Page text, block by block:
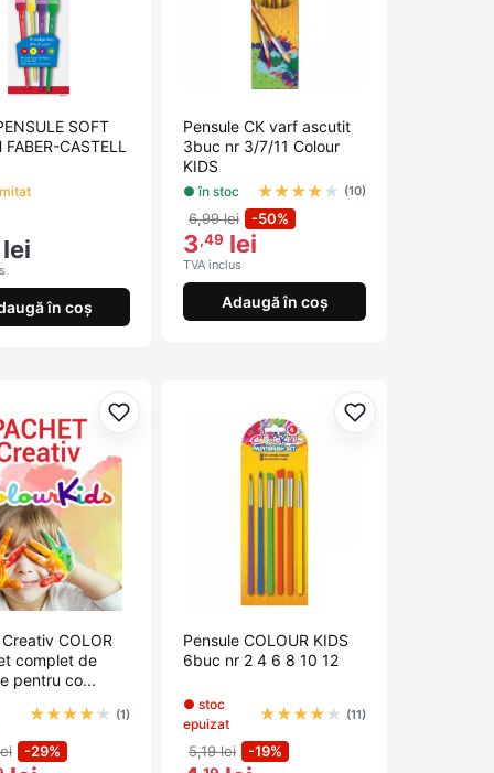
SOFT
CASTELL
lei
în coș
Pensule CK varf ascutit
3buc nr 3/7/11 Colour
KIDS
● în stoc ★★★★ ★ (10)
6,99 lei -50%
3,49 lei
TVA inclus
Adaugă în coș
Adaugă la favorite
COLOR
complet de
pentru co...
★★★★ ★ (1)
-29%
Adaugă la
Pensule COLOUR KIDS
6buc nr 2 4 6 8 10 12
● stoc
epuizat
★★★★ ★ (11)
5,19 lei -19%